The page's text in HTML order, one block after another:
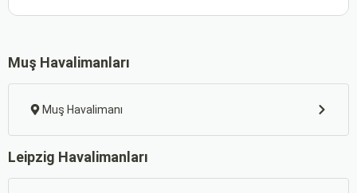
Muş Havalimanları
Muş Havalimanı
Leipzig Havalimanları